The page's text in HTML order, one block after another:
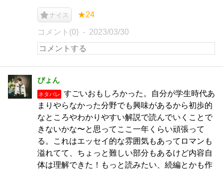
ナイス ★24
コメント(0) 2023/03/30
ぴょん
ネタバレ
すごいおもしろかった。自分が学生時代あ
まりやらなかった分野でも興味があるから初歩的
なところやわかりやすい解説で読んでいくことで
きないかな〜と思ってここ一年くらい頑張って
る。これはエッセイ的な雰囲気もあってロマンも
溢れてて、ちょっと難しい部分もあるけど内容自
体は理解できた！もっと読みたい、続編とかも作